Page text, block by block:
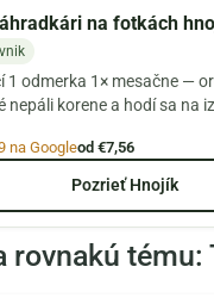
na fotkách
1 odmerka 1× mesačne —
nepáli korene a hodí sa na
na Googleod €7,56
Pozrieť Hnojík
rovnakú tému: